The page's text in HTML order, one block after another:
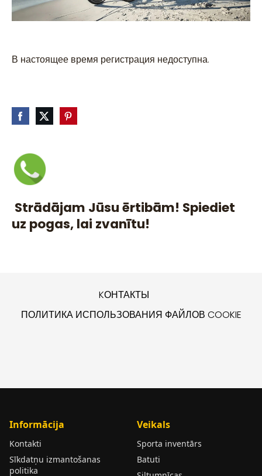
Strādājam Jūsu ērtibām! Spiediet
uz pogas, lai zvanītu!
В настоящее время регистрация недоступна.
KОНТАКТЫ
ПОЛИТИКА ИСПОЛЬЗОВАНИЯ ФАЙЛОВ COOKIE
Informācija
Kontakti
Sīkdatņu izmantošanas
politika
Veikals
Sporta inventārs
Batuti